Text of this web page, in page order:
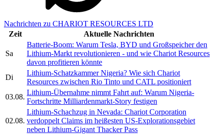
Nachrichten zu CHARIOT RESOURCES LTD
Zeit
Aktuelle Nachrichten
Sa
Batterie-Boom: Warum Tesla, BYD und Großspeicher den
Lithium-Markt revolutionieren - und wie Chariot Resources
davon profitieren könnte
Di
Lithium-Schatzkammer Nigeria? Wie sich Chariot
Resources zwischen Rio Tinto und CATL positioniert
03.08.
Lithium-Übernahme nimmt Fahrt auf: Warum Nigeria-
Fortschritte Milliardenmarkt-Story festigen
02.08.
Lithium-Schachzug in Nevada: Chariot Corporation
verdoppelt Claims im heißesten US-Explorationsgebiet
neben Lithium-Gigant Thacker Pass